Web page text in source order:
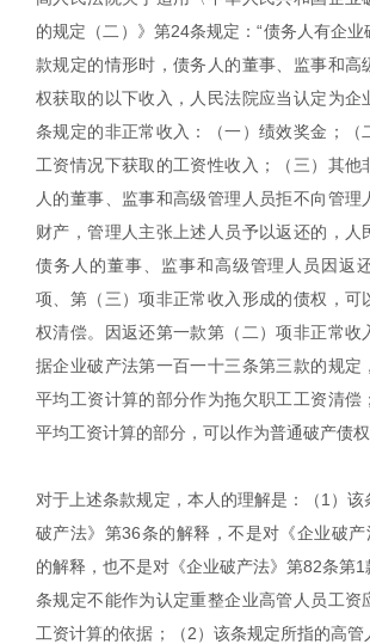
的规定（二）》第24条规定：“债务人有企
款规定的情形时，债务人的董事、监事和高
权获取的以下收入，人民法院应当认定为企
条规定的非正常收入：（一）绩效奖金；（
工资情况下获取的工资性收入；（三）其他
人的董事、监事和高级管理人员拒不向管理
财产，管理人主张上述人员予以返还的，人
债务人的董事、监事和高级管理人员因返
项、第（三）项非正常收入形成的债权，可
权清偿。因返还第一款第（二）项非正常收
据企业破产法第一百一十三条第三款的规定
平均工资计算的部分作为拖欠职工工资清偿
平均工资计算的部分，可以作为普通破产债
对于上述条款规定，本人的理解是：（1）该
破产法》第36条的解释，不是对《企业破
的解释，也不是对《企业破产法》第82条第
条规定不能作为认定重整企业高管人员工资
工资计算的依据；（2）该条规定所指的高